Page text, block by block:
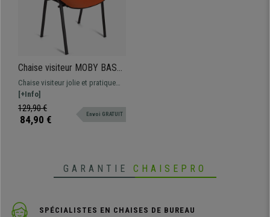
Chaise visiteur MOBY BASE,
Commode et Pratique, Prix
Incroyable, Orange et
Piétement Noir
Chaise visiteur jolie et pratique
MOBY BASE, c'est la chaise
visiteur par excellence avec des
lignes classiques pour que les
différentes couleurs.
[+Info]
129,90 €
84,90 € Envoi GRATUIT
GARANTIE CHAISEPRO
SPÉCIALISTES EN CHAISES DE BUREAU